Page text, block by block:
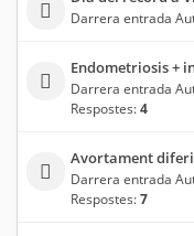
Darrera entrada
Endometriosis +
Darrera entrada
Respostes:4
Avortament
Darrera entrada
Respostes:7